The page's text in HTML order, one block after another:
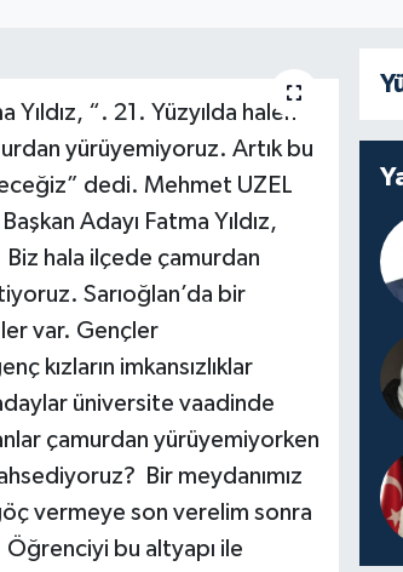
“. 21. Yüzyılda halen
yürüyemiyoruz. Artık bu
dedi. Mehmet UZEL
Adayı Fatma Yıldız,
hala ilçede çamurdan
Sarıoğlan’da bir
var. Gençler
kızların imkansızlıklar
üniversite vaadinde
çamurdan yürüyemiyorken
Bir meydanımız
vermeye son verelim sonra
Öğrenciyi bu altyapı ile